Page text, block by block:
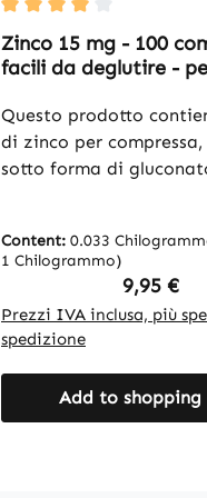
Average rating of 4 out
Zinco 15 mg - 100
facili da deglutire -
capelli e altro - alto
vegano | Warnke
Questo prodotto
di zinco per
sotto forma di
formulate con cellulosa
microcristallina come
carica e offrono un
per integrare lo zinco
nell’alimentazione
Con 100 compresse per
confezione, il prodotto
Content: 0.033
1 Chilogrammo)
Regular
9,95 €
Prezzi IVA inclusa, più
spedizione
Add to shopping